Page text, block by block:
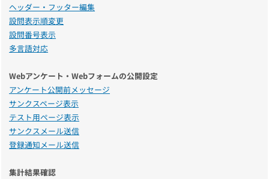
ヘッダー・フッター編集
設問表示順変更
設問番号表示
多言語対応
Webアンケート・Webフォームの公開設定
アンケート公開前メッセージ
サンクスページ表示
テスト用ページ表示
サンクスメール送信
登録通知メール送信
集計結果確認